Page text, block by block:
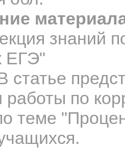
знаний
ЕГЭ"
статье
работы по
теме